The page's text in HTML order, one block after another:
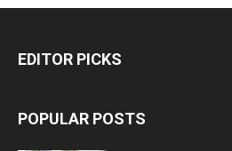
EDITOR PICKS
POPULAR POSTS